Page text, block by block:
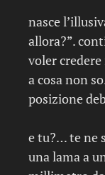
nasce
allora?”.
voler
a cosa non
posizione
e tu?… te ne
una lama a